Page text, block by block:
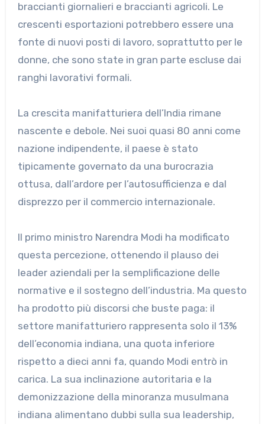
braccianti giornalieri e braccianti agricoli. Le
crescenti esportazioni potrebbero essere una
fonte di nuovi posti di lavoro, soprattutto per le
donne, che sono state in gran parte escluse dai
ranghi lavorativi formali.
La crescita manifatturiera dell’India rimane
nascente e debole. Nei suoi quasi 80 anni come
nazione indipendente, il paese è stato
tipicamente governato da una burocrazia
ottusa, dall’ardore per l’autosufficienza e dal
disprezzo per il commercio internazionale.
Il primo ministro Narendra Modi ha modificato
questa percezione, ottenendo il plauso dei
leader aziendali per la semplificazione delle
normative e il sostegno dell’industria. Ma questo
ha prodotto più discorsi che buste paga: il
settore manifatturiero rappresenta solo il 13%
dell’economia indiana, una quota inferiore
rispetto a dieci anni fa, quando Modi entrò in
carica. La sua inclinazione autoritaria e la
demonizzazione della minoranza musulmana
indiana alimentano dubbi sulla sua leadership,